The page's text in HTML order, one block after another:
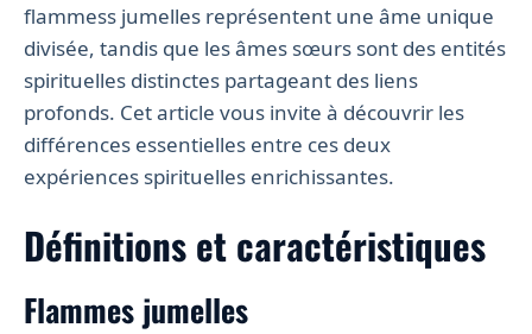
flammess jumelles représentent une âme unique
divisée, tandis que les âmes sœurs sont des entités
spirituelles distinctes partageant des liens
profonds. Cet article vous invite à découvrir les
différences essentielles entre ces deux
expériences spirituelles enrichissantes.
Définitions et caractéristiques
Flammes jumelles